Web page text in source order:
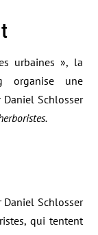
urbaines », la
organise une
Schlosser
Daniel Schlosser
qui tentent